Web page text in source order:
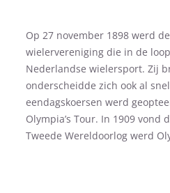
Op 27 november 1898 werd
wielervereniging die in de
Nederlandse wielersport. Zij
onderscheidde zich ook al
eendagskoersen werd
Olympia’s Tour. In 1909 vond
Tweede Wereldoorlog werd